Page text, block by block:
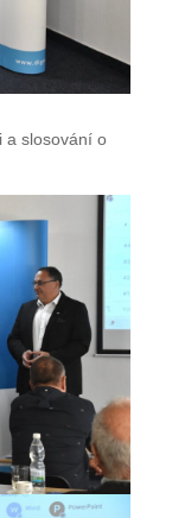
a slosování o